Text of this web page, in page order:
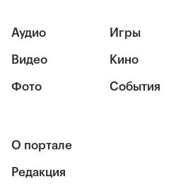
Аудио
Видео
Фото
Игры
Кино
События
О портале
Редакция